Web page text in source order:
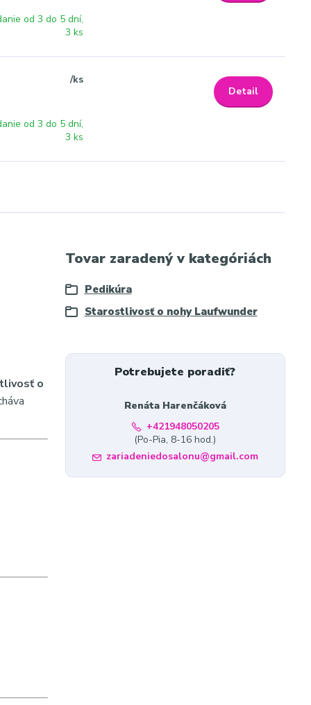
od 3 do 5 dní,
3 ks
/ks
od 3 do 5 dní,
3 ks
Detail
o
Tovar zaradený v kategóriách
Pedikúra
Starostlivosť o nohy Laufwunder
Potrebujete poradiť?
Renáta Harenčáková
+421948050205
(Po-Pia, 8-16 hod.)
zariadeniedosalonu@gmail.com